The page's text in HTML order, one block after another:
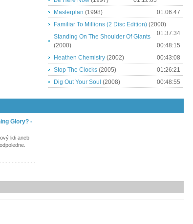
Masterplan (1998)
01:06:47
Familiar To Millions (2 Disc Edition) (2000)
01:37:34
Standing On The Shoulder Of Giants
(2000)
00:48:15
Heathen Chemistry (2002)
00:43:08
Stop The Clocks (2005)
01:26:21
Dig Out Your Soul (2008) 00:48:55
Glory? -
lidi aneb